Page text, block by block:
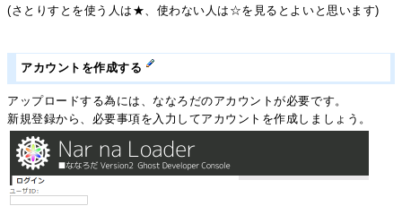
(さとりすとを使う人は★、使わない人は☆を見るとよいと思います)
アカウントを作成する
アップロードする為には、ななろだのアカウントが必要です。
新規登録から、必要事項を入力してアカウントを作成しましょう。